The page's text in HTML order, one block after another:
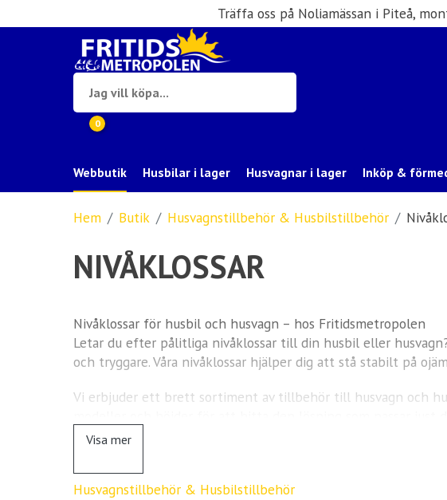
Träffa oss på Noliamässan i Piteå,
0
Webbutik Husbilar i lager Husvagnar i lager Inköp &
Hem Butik Husvagnstillbehör & Husbilstillbehör
NIVÅKLOSSAR
Nivåklossar för husbil och husvagn – hos Fritidsmetropolen
Letar du efter pålitliga nivåklossar till din husbil eller
och tryggare. Våra nivåklossar hjälper dig att stå stabilt på
Vi erbjuder ett brett sortiment av tillbehör till husvagn och
Visa mer
Husvagnstillbehör & Husbilstillbehör